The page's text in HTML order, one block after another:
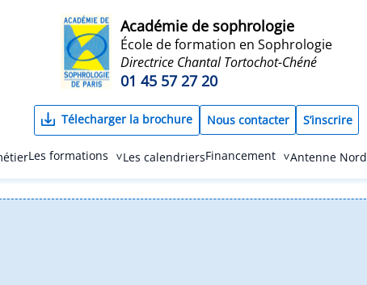
Académie de sophrologie
École de formation en Sophrologie
Directrice Chantal Tortochot-Chéné
01 45 57 27 20
Télecharger la brochure Nous contacter S’inscrire
Les formations Les calendriersFinancement Antenne Nord